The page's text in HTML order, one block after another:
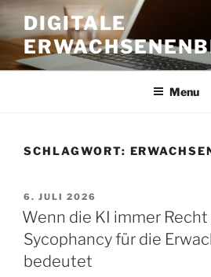
Skip
content
DIGITALE
Menu
SCHLAGWORT:
POSTED
ON
6. JULI 2026
Wenn die KI immer Recht
Sycophancy für die
bedeutet